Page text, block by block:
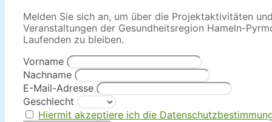
Melden Sie sich an, um über die Projektaktivitäten
Veranstaltungen der Gesundheitsregion Hameln-
Laufenden zu bleiben.
Vorname
Nachname
E-Mail-Adresse
Geschlecht
Hiermit akzeptiere ich die